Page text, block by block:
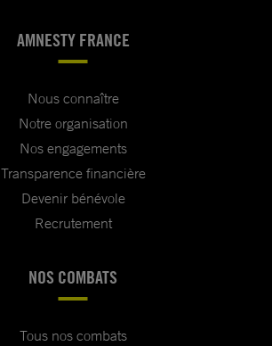
AMNESTY FRANCE
Nous connaître
Notre organisation
Nos engagements
Transparence financière
Devenir bénévole
Recrutement
NOS COMBATS
Tous nos combats